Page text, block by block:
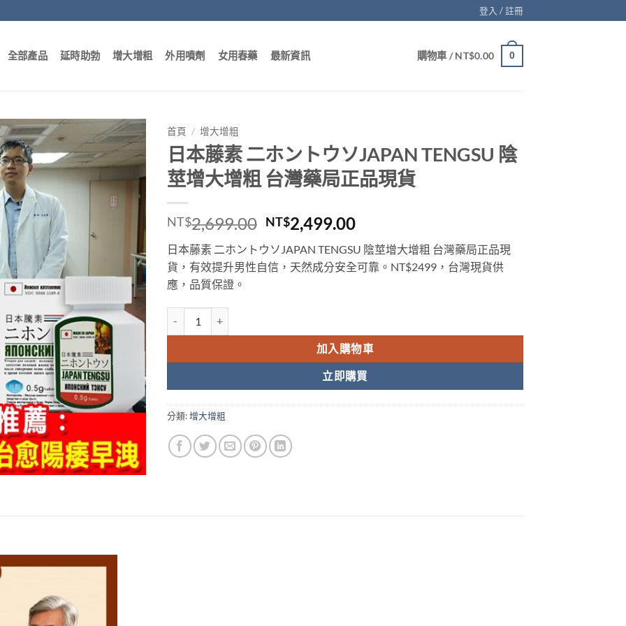
登入 / 註冊
全部產品 延時助勃 增大增粗 外用噴劑 女用春藥 最新資訊 購物車 /NT$0.00 0
首頁 / 增大增粗
日本藤素 二ホントウソJAPAN TENGSU 陰
莖增大增粗 台灣藥局正品現貨
NT$2,699.00 原
價
格：
NT$2,499.00目
前
價
格：
日本藤素 二ホントウソJAPAN TENGSU 陰莖增大增粗 台灣藥局正品現
貨，有效提升男性自信，天然成分安全可靠。NT$2499，台灣現貨供
應，品質保證。
加入購物車
立即購買
分類:增大增粗